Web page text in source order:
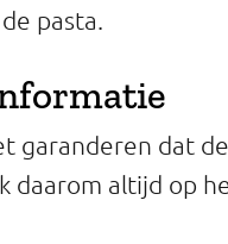
pasta.
garanderen dat
daarom altijd op